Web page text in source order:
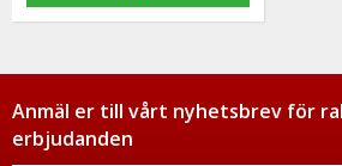
Anmäl er till vårt nyhetsbrev för
erbjudanden